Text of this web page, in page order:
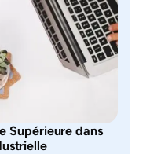
Supérieure dans